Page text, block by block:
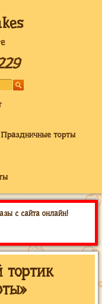
Праздничные торты
с сайта онлайн!